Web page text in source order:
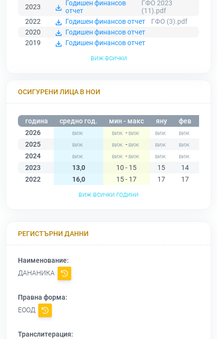
2023
Годишен финансов
отчет
ГФО 2023
(11).pdf
2022
Годишен финансов отчет
ГФО (3).pdf
2020
Годишен финансов отчет
2019
Годишен финансов отчет
виж всички
ОСИГУРЕНИ ЛИЦА В НОИ
година средно год. мин - макс яну фев
2026
-
2025
-
2024
-
2023
13,0 10 - 15 15 14
2022
16,0 15 - 17 17 17
виж всички години
РЕГИСТЪРНИ ДАННИ
Наименование:
ДАНАНИКА
Правна форма:
ЕООД
Транслитерация: